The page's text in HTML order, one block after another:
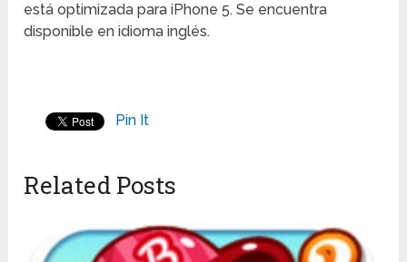
está optimizada para iPhone 5. Se encuentra
disponible en idioma inglés.
Pin It
Related Posts